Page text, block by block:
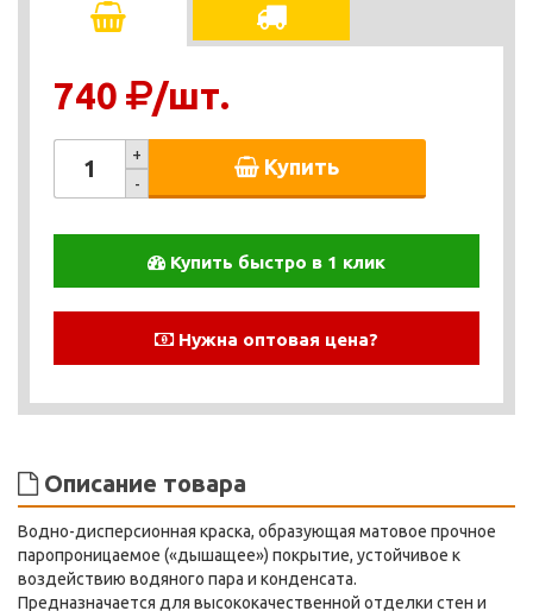
740 /шт.
+
-
Купить
Купить быстро в 1 клик
Нужна оптовая цена?
Описание товара
Водно-дисперсионная краска, образующая матовое прочное
паропроницаемое («дышащее») покрытие, устойчивое к
воздействию водяного пара и конденсата.
Предназначается для высококачественной отделки стен и